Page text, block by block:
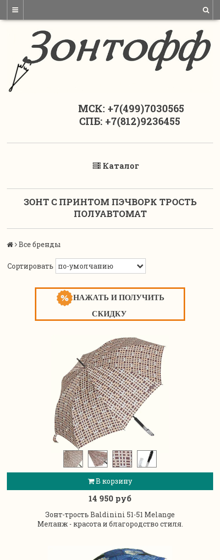
МСК: +7(499)7030565
СПБ: +7(812)9236455
Каталог
ЗОНТ С ПРИНТОМ ПЭЧВОРК ТРОСТЬ
ПОЛУАВТОМАТ
Все бренды
Сортировать
НАЖАТЬ И ПОЛУЧИТЬ
СКИДКУ
В корзину
14 950 руб
Зонт-трость Baldinini 51-51 Melange
Меланж - красота и благородство стиля.